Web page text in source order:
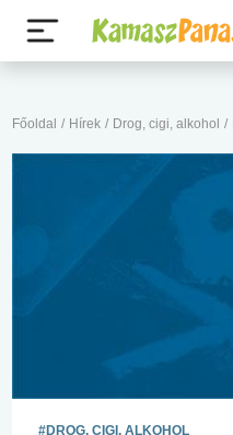
Főoldal / Hírek / Drog, cigi, alkohol /
#DROG, CIGI, ALKOHOL